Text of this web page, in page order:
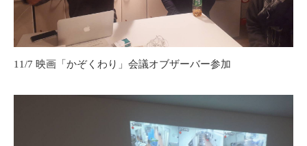
11/7 映画「かぞくわり」会議オブザーバー参加